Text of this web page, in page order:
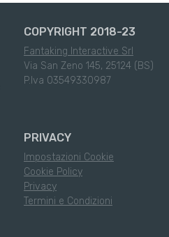
COPYRIGHT 2018-23
Fantaking Interactive Srl
Via San Zeno 145, 25124 (BS)
P.Iva 03549330987
PRIVACY
Impostazioni Cookie
Cookie Policy
Privacy
Termini e Condizioni